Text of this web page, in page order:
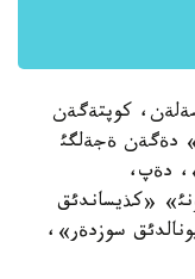
كوپتةگةن
دةگةن ةجةلگئ
دةپ،
«كذيساندئق
سوزدةر»،